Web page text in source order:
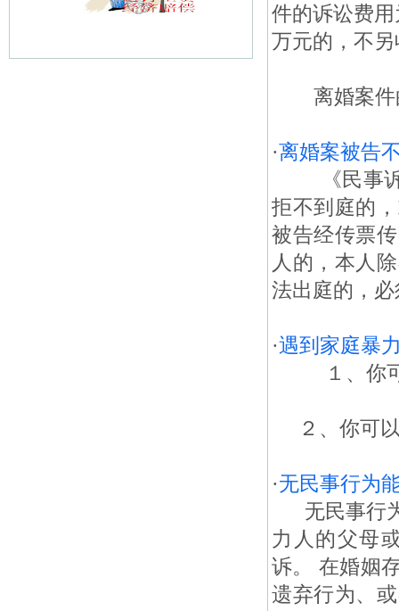
件的诉讼费
万元的，不
离婚案件的
·离婚案被告
《民事诉
拒不到庭的
被告经传票
人的，本人
法出庭的，
·遇到家庭暴
１、你可
２、你可以
·无民事行为
无民事行为
力人的父母
诉。 在婚姻
遗弃行为、